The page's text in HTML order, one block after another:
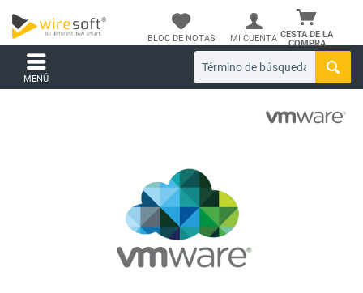
CESTA DE LA
COMPRA
BLOC DE NOTAS MI CUENTA
MENÚ